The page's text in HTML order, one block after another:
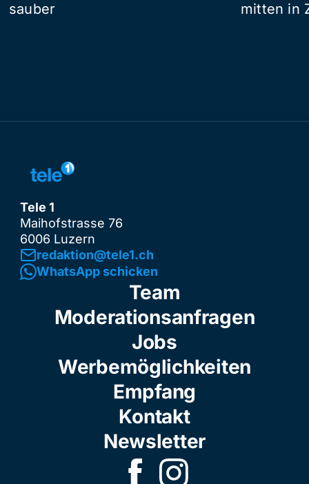
sauber
mitten in
Tele 1
Maihofstrasse 76
6006 Luzern
redaktion@tele1.ch
WhatsApp schicken
Team
Moderationsanfragen
Jobs
Werbemöglichkeiten
Empfang
Kontakt
Newsletter